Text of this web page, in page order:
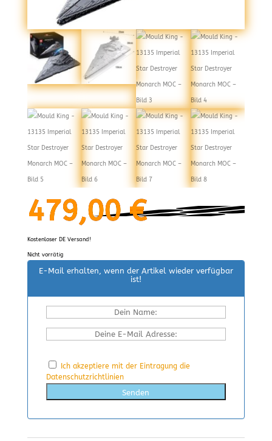
479,00€
Kostenloser DE Versand!
Nicht vorrätig
E-Mail erhalten, wenn der Artikel wieder verfügbar
ist!
Ich akzeptiere mit der Eintragung die
Datenschutzrichtlinien
Senden